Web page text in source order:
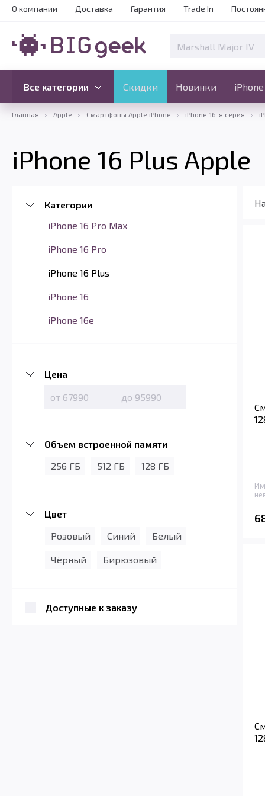
О компании Доставка Гарантия Trade In
Все категории Скидки Новинки iPhone
Скидки Новинки
Все категории
Главная Apple Смартфоны Apple iPhone iPhone 16-я серия
iPhone 16 Plus Apple
Категории
iPhone 16 Pro Max
iPhone 16 Pro
iPhone 16 Plus
iPhone 16
iPhone 16e
Цена
Объем встроенной памяти
256 ГБ
512 ГБ 128 ГБ
Цвет
Розовый
Синий Белый
Чёрный Бирюзовый
Доступные к заказу